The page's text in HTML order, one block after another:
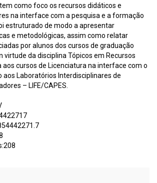
como foco os recursos didáticos e
na interface com a pesquisa e a formação
estruturado de modo a apresentar
e metodológicas, assim como relatar
por alunos dos cursos de graduação
virtude da disciplina Tópicos em Recursos
aos cursos de Licenciatura na interface com o
aos Laboratórios Interdisciplinares de
– LIFE/CAPES.